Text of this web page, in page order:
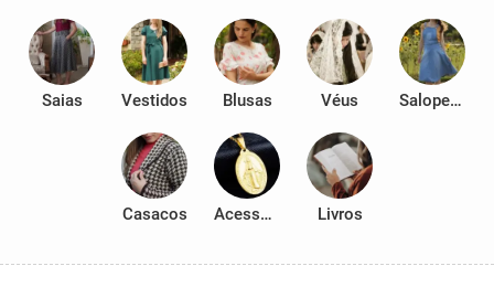
Saias Vestidos Blusas Véus Salopetes
Casacos Acessórios Livros